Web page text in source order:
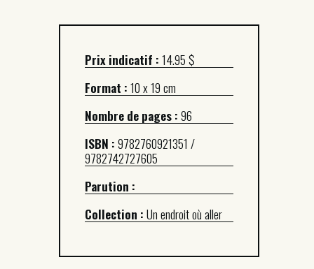
Prix indicatif :14.95 $
Format :10 x 19 cm
Nombre de pages :96
ISBN :9782760921351 /
9782742727605
Parution :
Collection :Un endroit où aller